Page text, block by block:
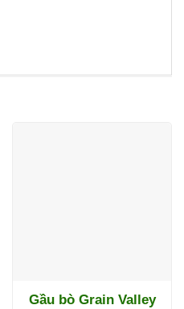
Gầu bò Grain Valley